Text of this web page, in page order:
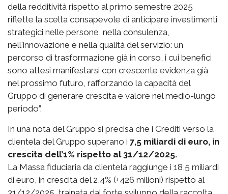
della redditività rispetto al primo semestre 2025
riflette la scelta consapevole di anticipare investimenti
strategici nelle persone, nella consulenza,
nell'innovazione e nella qualità del servizio: un
percorso di trasformazione già in corso, i cui benefici
sono attesi manifestarsi con crescente evidenza già
nel prossimo futuro, rafforzando la capacità del
Gruppo di generare crescita e valore nel medio-lungo
periodo”.
In una nota del Gruppo si precisa che i Crediti verso la
clientela del Gruppo superano i 7,5 miliardi di euro, in
crescita dell’1% rispetto al 31/12/2025.
La Massa fiduciaria da clientela raggiunge i 18,5 miliardi
di euro, in crescita del 2,4% (+426 milioni) rispetto al